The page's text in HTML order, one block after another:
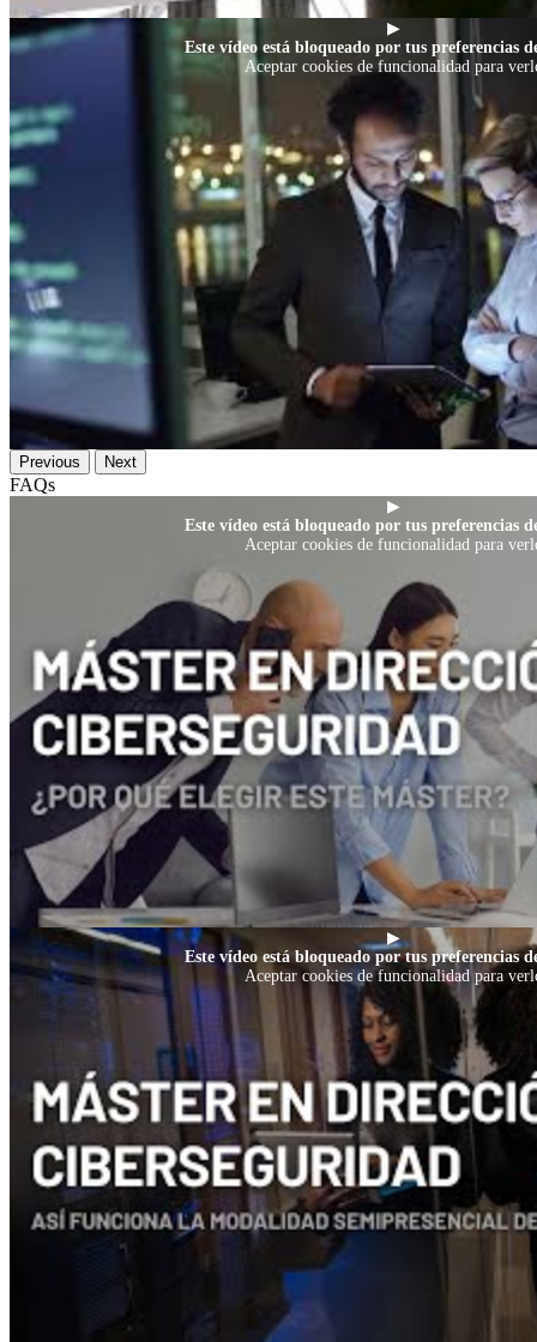
▶
Este vídeo está bloqueado por tus preferencias
Aceptar cookies de funcionalidad para
Previous Next
FAQs
▶
Este vídeo está bloqueado por tus preferencias
Aceptar cookies de funcionalidad para
▶
Este vídeo está bloqueado por tus preferencias
Aceptar cookies de funcionalidad para